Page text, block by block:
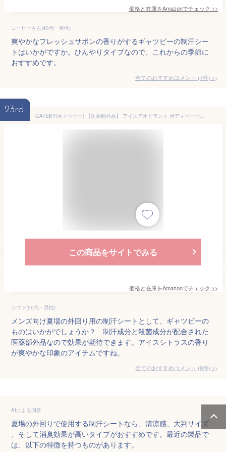
価格と在庫をAmazonでチェック >>
コーヒーさん(40代・男性)
爽やかなフレッシュサボンの香りがするギャツビーの制汗シー
トはいかがですか。ひんやりタイプなので、これからの季節に
おすすめです。
全てのおすすめコメント (7件) >
23rd
GATSBY(ギャツビー) 【医薬部外品】 アイスデオドラント ボディペーパー アイスシトラス [ 爽快 氷冷 ] [ 制汗 ] メンズ ボディシート セット 外装袋レス仕様 30枚×3個 【Amazon.co.jp 限定】
この商品をサイトでみる
価格と在庫をAmazonでチェック >>
シヴァ(50代・男性)
メンズ向け夏場の外回り用の制汗シートとして、ギャツビーの
ものはいかがでしょうか？ 制汗成分と殺菌成分が配合された
医薬部外品なので効果が期待できます。アイスシトラスの香り
が爽やかな印象のアイテムですね。
全てのおすすめコメント (9件) >
AIによる回答
夏場の外回りで使用する制汗シートなら、清涼感、大判サイズ
、そして消臭効果が高いタイプがおすすめです。最近の製品で
は、以下の特徴を持つものがあります。